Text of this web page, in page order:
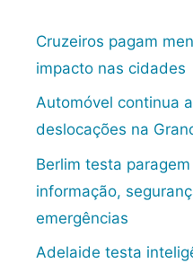
Cruzeiros pagam
impacto nas cidades
Automóvel continua
deslocações na
Berlim testa
informação,
emergências
Adelaide testa